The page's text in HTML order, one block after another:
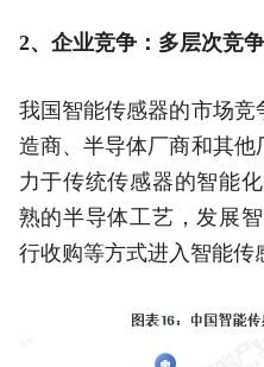
2、企业竞争：多层次竞争
我国智能传感器的市场竞
造商、半导体厂商和其
力于传统传感器的智能
熟的半导体工艺，发展
行收购等方式进入智能传